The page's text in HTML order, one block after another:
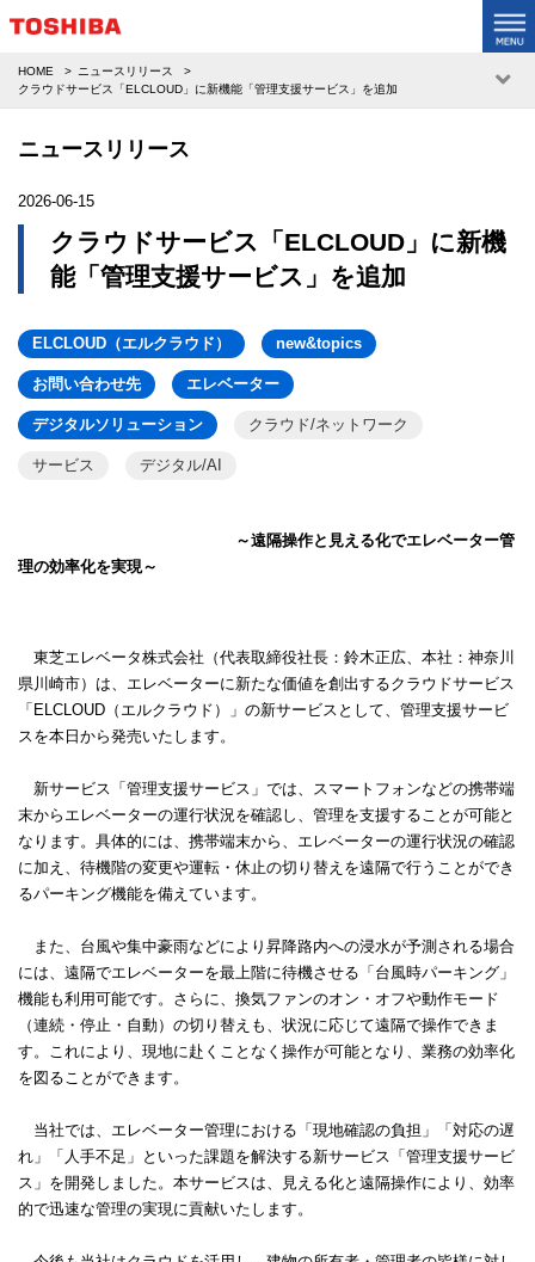
HOME
ニュースリリース
クラウドサービス「ELCLOUD」に新機能「管理支援サービス」を追加
ニュースリリース
2026-06-15
クラウドサービス「ELCLOUD」に新機
能「管理支援サービス」を追加
ELCLOUD（エルクラウド） new&topics
お問い合わせ先 エレベーター
デジタルソリューション クラウド/ネットワーク
サービス デジタル/AI
～遠隔操作と見える化でエレベーター管
理の効率化を実現～
東芝エレベータ株式会社（代表取締役社長：鈴木正広、本社：神奈川
県川崎市）は、エレベーターに新たな価値を創出するクラウドサービス
「 ELCLOUD （エルクラウド）」の新サービスとして、管理支援サービ
スを本日から発売いたします。
新サービス「管理支援サービス」では、スマートフォンなどの携帯端
末からエレベーターの運行状況を確認し、管理を支援することが可能と
なります。具体的には、携帯端末から、エレベーターの運行状況の確認
に加え、待機階の変更や運転・休止の切り替えを遠隔で行うことができ
るパーキング機能を備えています。
また、台風や集中豪雨などにより昇降路内への浸水が予測される場合
には、遠隔でエレベーターを最上階に待機させる「台風時パーキング」
機能も利用可能です。さらに、換気ファンのオン・オフや動作モード
（連続・停止・自動）の切り替えも、状況に応じて遠隔で操作できま
す。これにより、現地に赴くことなく操作が可能となり、業務の効率化
を図ることができます。
当社では、エレベーター管理における「現地確認の負担」「対応の遅
れ」「人手不足」といった課題を解決する新サービス「管理支援サービ
ス」を開発しました。本サービスは、見える化と遠隔操作により、効率
的で迅速な管理の実現に貢献いたします。